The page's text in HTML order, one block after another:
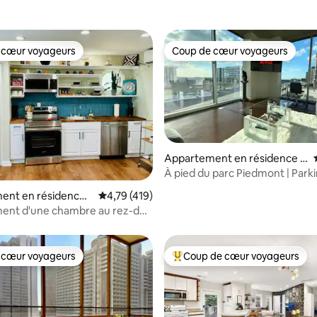
la base de 337 commentaires : 4,9 sur 5
cœur voyageurs
voyageurs
en résidence ⋅
Évaluation moyenne sur la base de 419
4,79 (419)
d'une chambre au rez-de-
Coup de cœur voyageurs
Coup de cœur voyageurs
Appartement en résidence ⋅
Atlanta
À pied du parc Piedmont |
voyageurs
voyageurs Coups de cœur voyageurs les
Coup de cœur voyageurs